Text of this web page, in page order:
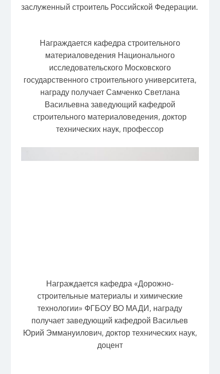
заслуженный строитель Российской Федерации.
Награждается кафедра строительного
материаловедения Национального
исследовательского Московского
государственного строительного университета,
награду получает Самченко Светлана
Васильевна заведующий кафедрой
строительного материаловедения, доктор
технических наук, профессор
Награждается кафедра «Дорожно-
строительные материалы и химические
технологии» ФГБОУ ВО МАДИ, награду
получает заведующий кафедрой Васильев
Юрий Эммануилович, доктор технических наук,
доцент